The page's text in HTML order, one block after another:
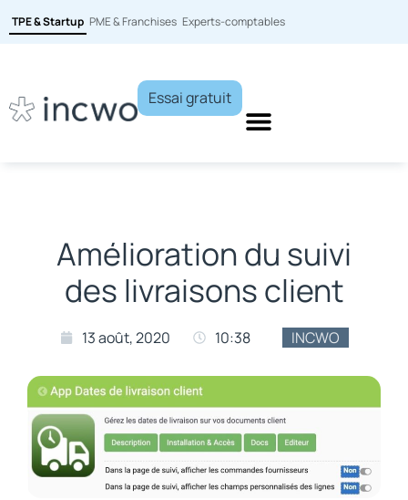
TPE & Startup PME & Franchises Experts-comptables
Essai gratuit
Amélioration du suivi
des livraisons client
13 août, 2020 10:38 INCWO